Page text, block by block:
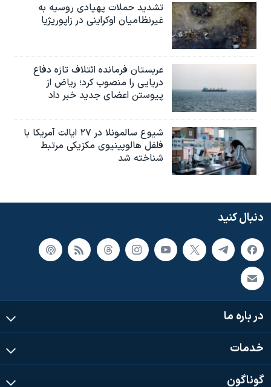
تشدید حملات پهپادی روسیه به
غیرنظامیان اوکراینی در زاپوریژیا
عربستان فرمانده ائتلاف تازه دفاع
دریایی را منصوب کرد؛ ریاض از
پیوستن اعضای جدید خبر داد
شیوع سالمونلا در ۲۷ ایالت آمریکا با
فلفل هالوپینیوی مکزیکی مرتبط
شناخته شد
دنبال کنید
در باره ما
خدمات
گوناگون